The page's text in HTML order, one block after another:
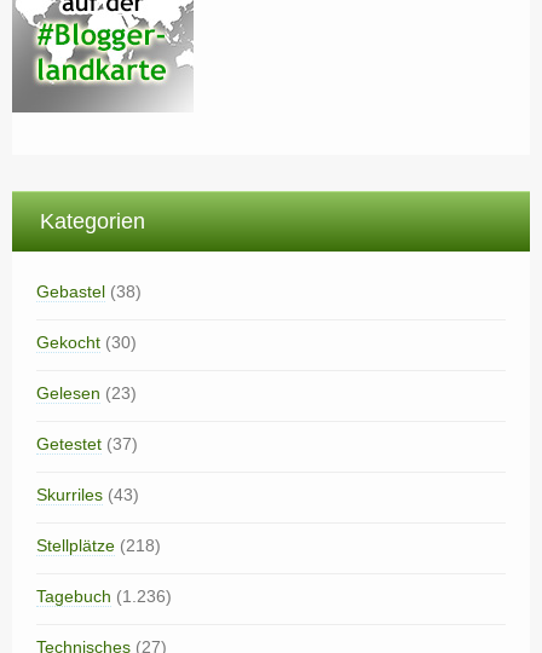
Kategorien
Gebastel (38)
Gekocht (30)
Gelesen (23)
Getestet (37)
Skurriles (43)
Stellplätze (218)
Tagebuch (1.236)
Technisches (27)